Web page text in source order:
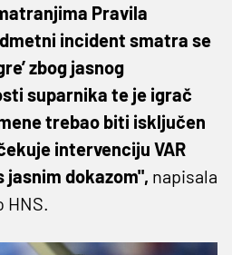
Pravila
incident smatra se
zbog jasnog
suparnika te je igrač
trebao biti isključen
intervenciju VAR
dokazom", napisala
HNS.